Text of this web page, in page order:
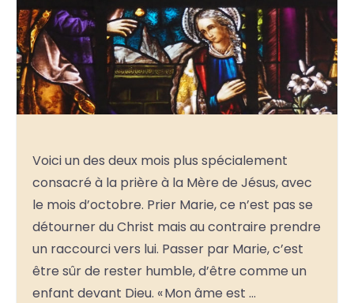
Voici un des deux mois plus spécialement
consacré à la prière à la Mère de Jésus, avec
le mois d’octobre. Prier Marie, ce n’est pas se
détourner du Christ mais au contraire prendre
un raccourci vers lui. Passer par Marie, c’est
être sûr de rester humble, d’être comme un
enfant devant Dieu. « Mon âme est …